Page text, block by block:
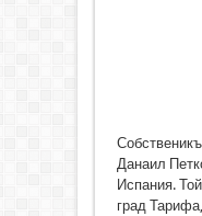
Данаил
Испания.
град